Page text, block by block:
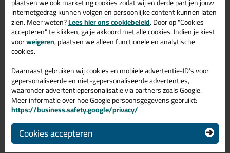
C8685 is te gebruiken voor verschillende toepassingen. Een
duurzame en veelzijdige kit welke makkelijk te verwerken is.
Perfect als je een bijpassende kleur zoekt met gegarandeerd een
topresultaat. Bestel de Ottoseal S100 300ml in kleur Mat
Bahamabeige C8685 vandaag nog! Op voorraad en op werkdagen
besteld = morgen in huis.
Wil je meer weten over de toepassing en kenmerken van dit
product?Lees alles over dit product >
Gerelateerde producten
internetgedrag kunnen volgen en persoonlijke content kunnen laten
zien. Meer weten?Lees hier ons cookiebeleid. Door op "Cookies
accepteren" te klikken, ga je akkoord met alle cookies. Indien je kiest
voorweigeren, plaatsen we alleen functionele en analytische
cookies.
Daarnaast gebruiken wij cookies en mobiele advertentie-ID’s voor
gepersonaliseerde en niet-gepersonaliseerde advertenties,
waaronder advertentiepersonalisatie via partners zoals Google.
Meer informatie over hoe Google persoonsgegevens gebruikt:
https://business.safety.google/privacy/
Cookies accepteren